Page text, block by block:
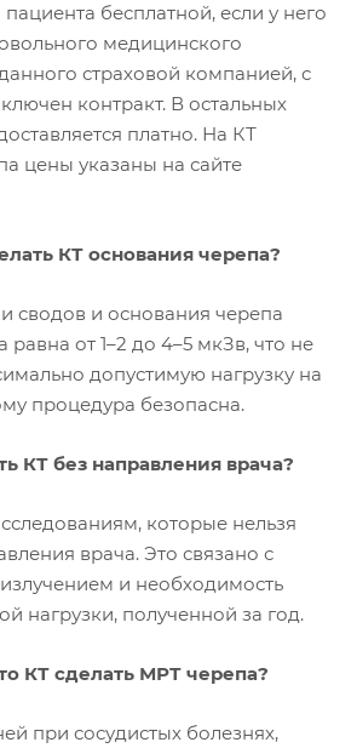
пациента бесплатной, если у него
медицинского
страховой компанией, с
контракт. В остальных
платно. На КТ
цены указаны на сайте
КТ основания черепа?
сводов и основания черепа
равна от 1–2 до 4–5 мкЗв, что не
допустимую нагрузку на
процедура безопасна.
КТ без направления врача?
которые нельзя
врача. Это связано с
и необходимость
нагрузки, полученной за год.
КТ сделать МРТ черепа?
при сосудистых болезнях,